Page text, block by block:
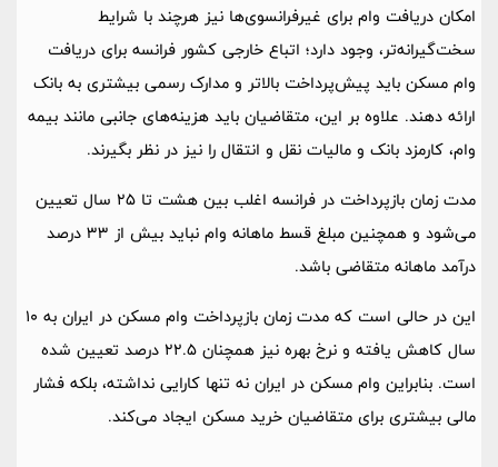
امکان دریافت وام برای غیرفرانسوی‌ها نیز هرچند با شرایط
سخت‌گیرانه‌تر، وجود دارد؛ اتباع خارجی کشور فرانسه برای دریافت
وام مسکن باید پیش‌پرداخت بالاتر و مدارک رسمی بیشتری به بانک
ارائه دهند. علاوه بر این، متقاضیان باید هزینه‌های جانبی مانند بیمه
وام، کارمزد بانک و مالیات نقل و انتقال را نیز در نظر بگیرند.
مدت زمان بازپرداخت در فرانسه اغلب بین هشت تا 25 سال تعیین
می‌شود و همچنین مبلغ قسط ماهانه وام نباید بیش از 33 درصد
درآمد ماهانه متقاضی باشد.
این در حالی است که مدت زمان بازپرداخت وام مسکن در ایران به 10
سال کاهش یافته و نرخ بهره نیز همچنان 22.5 درصد تعیین شده
است. بنابراین وام مسکن در ایران نه تنها کارایی نداشته، بلکه فشار
مالی بیشتری برای متقاضیان خرید مسکن ایجاد می‌کند.